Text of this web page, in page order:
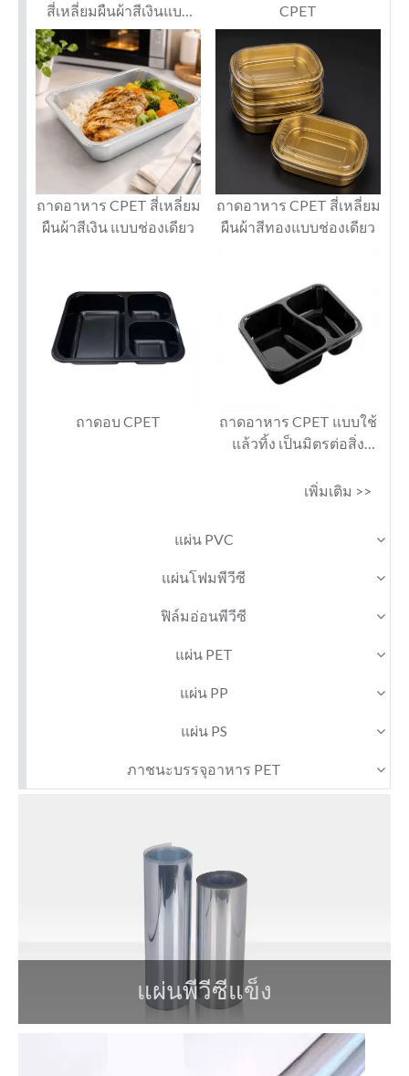
สี่เหลี่ยมผืนผ้าสีเงินแบบ
สองช่อง
CPET
ถาดอาหาร CPET สี่เหลี่ยม
ผืนผ้าสีเงิน แบบช่องเดียว
ถาดอาหาร CPET สี่เหลี่ยม
ผืนผ้าสีทองแบบช่องเดียว
ถาดอบ CPET
ถาดอาหาร CPET แบบใช้
แล้วทิ้ง เป็นมิตรต่อสิ่ง
กลับมาใช้ใหม่ได้
เพิ่มเติม >>
แผ่น PVC
แผ่นโฟมพีวีซี
ฟิล์มอ่อนพีวีซี
แผ่น PET
แผ่น PP
แผ่น PS
ภาชนะบรรจุอาหาร PET
แผ่นพีวีซีแข็ง